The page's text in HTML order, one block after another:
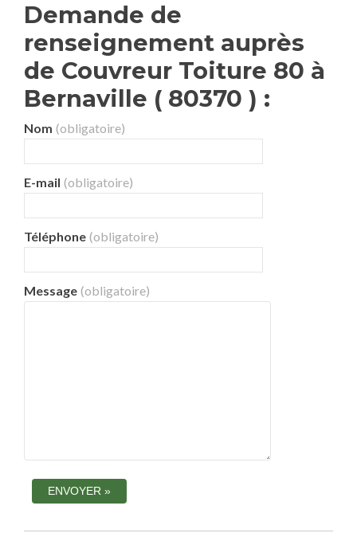
Demande de
renseignement auprès
de Couvreur Toiture 80 à
Bernaville ( 80370 ) :
Nom (obligatoire)
E-mail (obligatoire)
Téléphone (obligatoire)
Message (obligatoire)